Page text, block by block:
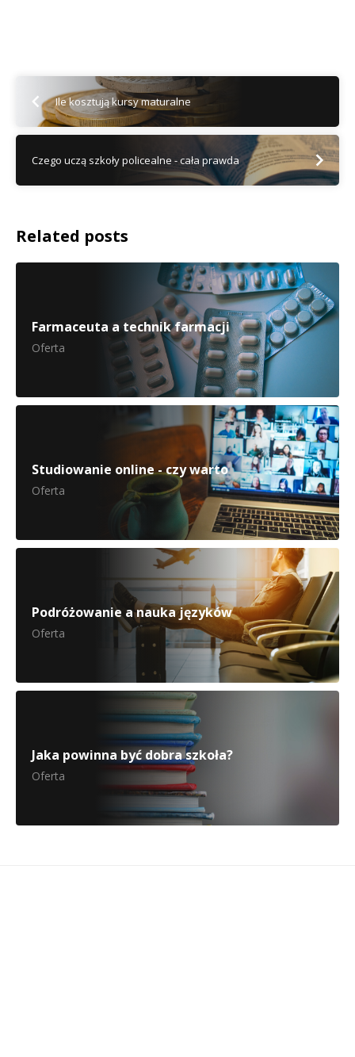
Ile kosztują kursy maturalne
Czego uczą szkoły policealne - cała prawda
Related posts
Farmaceuta a technik farmacji
Oferta
Studiowanie online - czy warto
Oferta
Podróżowanie a nauka języków
Oferta
Jaka powinna być dobra szkoła?
Oferta